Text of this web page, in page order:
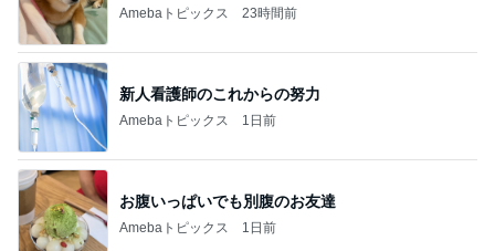
Amebaトピックス 23時間前
新人看護師のこれからの努力
Amebaトピックス 1日前
お腹いっぱいでも別腹のお友達
Amebaトピックス 1日前